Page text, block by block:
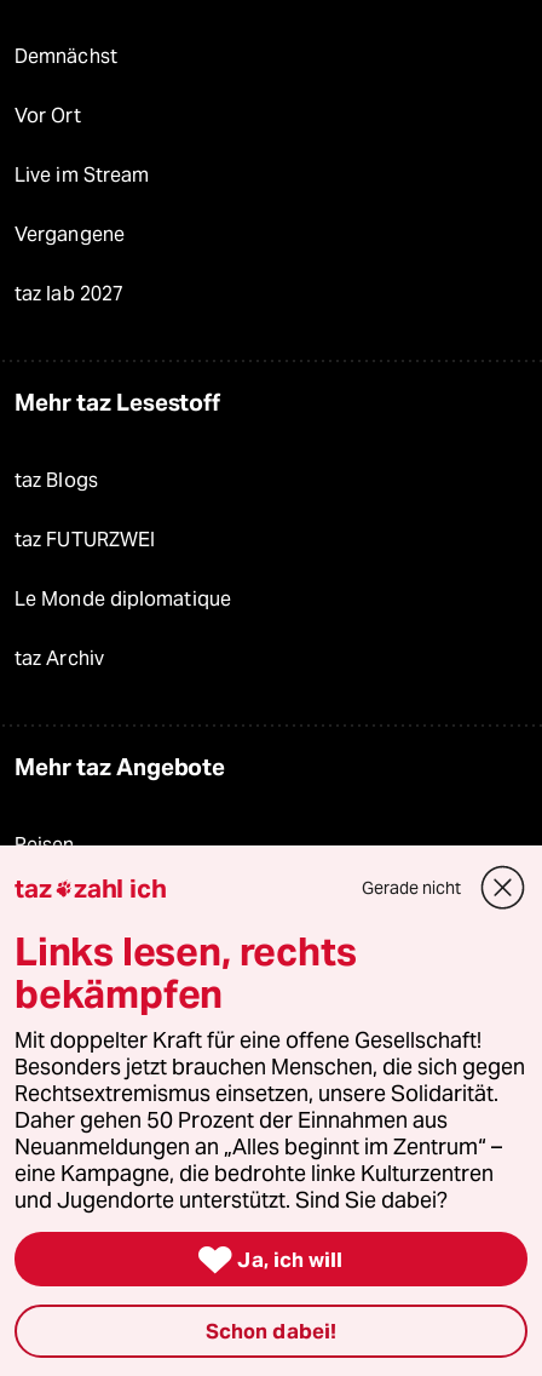
Demnächst
Vor Ort
Live im Stream
Vergangene
taz lab 2027
Mehr taz Lesestoff
taz Blogs
taz FUTURZWEI
Le Monde diplomatique
taz Archiv
Mehr taz Angebote
Reisen
Kantine
Shop
Fragen & Hilfe
Feedback
Aboservice
ePaper Login
taz zahl ich Gerade nicht
Links lesen, rechts
bekämpfen
Mit doppelter Kraft für eine offene Gesellschaft!
Besonders jetzt brauchen Menschen, die sich gegen
Rechtsextremismus einsetzen, unsere Solidarität.
Daher gehen 50 Prozent der Einnahmen aus
Neuanmeldungen an „Alles beginnt im Zentrum“ –
eine Kampagne, die bedrohte linke Kulturzentren
und Jugendorte unterstützt. Sind Sie dabei?
 Ja, ich will
Schon dabei!